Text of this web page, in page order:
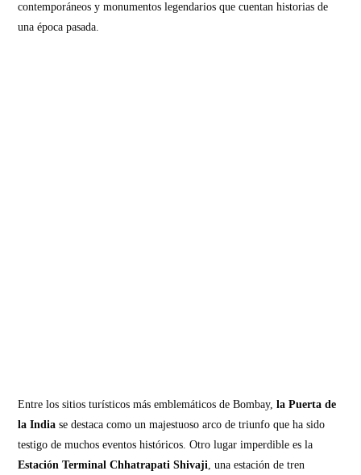
contemporáneos y monumentos legendarios que cuentan historias de
una época pasada.
Entre los sitios turísticos más emblemáticos de Bombay, la Puerta de
la India se destaca como un majestuoso arco de triunfo que ha sido
testigo de muchos eventos históricos. Otro lugar imperdible es la
Estación Terminal Chhatrapati Shivaji, una estación de tren